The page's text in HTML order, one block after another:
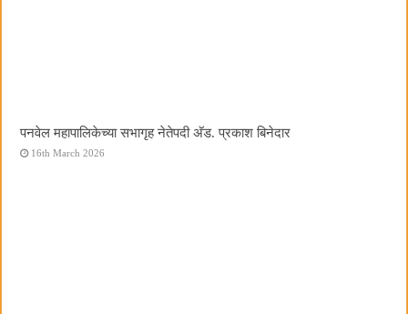
पनवेल महापालिकेच्या सभागृह नेतेपदी अ‍ॅड. प्रकाश बिनेदार
16th March 2026